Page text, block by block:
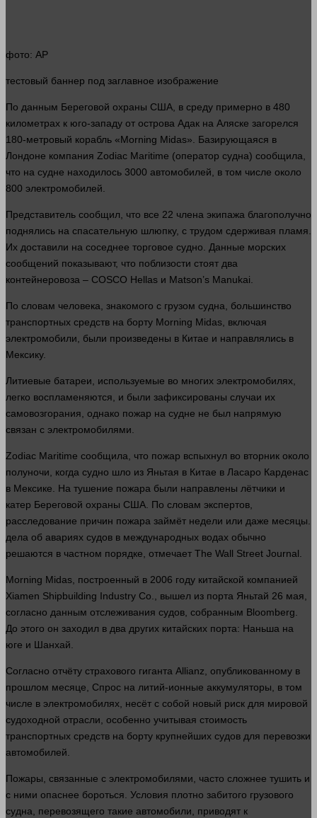
фото: AP
тестовый баннер под заглавное изображение
По данным Береговой охраны США, в среду примерно в 480
километрах к юго-западу от острова Адак на Аляске загорелся
180-метровый корабль «Morning Midas». Базирующаяся в
Лондоне компания Zodiac Maritime (оператор судна) сообщила,
что на судне находилось 3000 автомобилей, в том числе около
800 электромобилей.
Представитель сообщил, что все 22 члена экипажа благополучно
поднялись на спасательную шлюпку, с трудом сдерживая пламя.
Их доставили на соседнее торговое судно. Данные морских
сообщений показывают, что поблизости стоят два
контейнеровоза – COSCO Hellas и Matson’s Manukai.
По словам человека , знакомого с грузом судна, большинство
транспортных средств на борту Morning Midas, включая
электромобили, были произведены в Китае и направлялись в
Мексику.
Литиевые батареи, используемые во многих электромобилях,
легко воспламеняются, и были зафиксированы случаи их
самовозгорания, однако пожар на судне не был напрямую
связан с электромобилями.
Zodiac Maritime сообщила, что пожар вспыхнул во вторник около
полуночи, когда судно шло из Яньтая в Китае в Ласаро Карденас
в Мексике. На тушение пожара были направлены лётчики и
катер Береговой охраны США. По словам экспертов,
расследование причин пожара займёт недели или даже месяцы.
дела об авариях судов в международных водах обычно
решаются в частном порядке, отмечает The Wall Street Journal.
Morning Midas, построенный в 2006 году китайской компанией
Xiamen Shipbuilding Industry Co., вышел из порта Яньтай 26 мая,
согласно данным отслеживания судов, собранным Bloomberg.
До этого он заходил в два других китайских порта: Наньша на
юге и Шанхай.
Согласно отчёту страхового гиганта Allianz, опубликованному в
прошлом месяце, Спрос на литий-ионные аккумуляторы, в том
числе в электромобилях, несёт с собой новый риск для мировой
судоходной отрасли, особенно учитывая стоимость
транспортных средств на борту крупнейших судов для перевозки
автомобилей.
Пожары, связанные с электромобилями, часто сложнее тушить и
с ними опаснее бороться. Условия плотно забитого грузового
судна, перевозящего такие автомобили, приводят к